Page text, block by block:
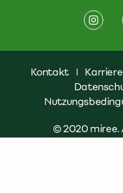
Kontakt | Karriere
© 2020 miree.